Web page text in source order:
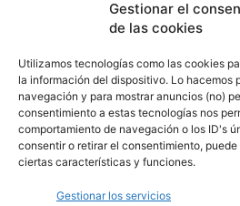
Gestionar el
de las cookies
Utilizamos tecnologías como las cookies
la información del dispositivo. Lo hacemos
navegación y para mostrar anuncios (no)
consentimiento a estas tecnologías nos
comportamiento de navegación o los ID's
consentir o retirar el consentimiento,
ciertas características y funciones.
Gestionar los servicios